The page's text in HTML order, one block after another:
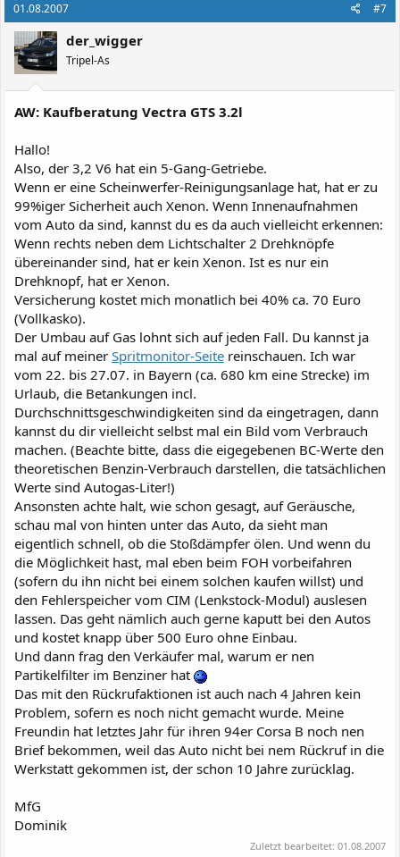
01.08.2007 #7
der_wigger
Tripel-As
AW: Kaufberatung Vectra GTS 3.2l
Hallo!
Also, der 3,2 V6 hat ein 5-Gang-Getriebe.
Wenn er eine Scheinwerfer-Reinigungsanlage hat, hat er zu
99%iger Sicherheit auch Xenon. Wenn Innenaufnahmen
vom Auto da sind, kannst du es da auch vielleicht erkennen:
Wenn rechts neben dem Lichtschalter 2 Drehknöpfe
übereinander sind, hat er kein Xenon. Ist es nur ein
Drehknopf, hat er Xenon.
Versicherung kostet mich monatlich bei 40% ca. 70 Euro
(Vollkasko).
Der Umbau auf Gas lohnt sich auf jeden Fall. Du kannst ja
mal auf meiner Spritmonitor-Seite reinschauen. Ich war
vom 22. bis 27.07. in Bayern (ca. 680 km eine Strecke) im
Urlaub, die Betankungen incl.
Durchschnittsgeschwindigkeiten sind da eingetragen, dann
kannst du dir vielleicht selbst mal ein Bild vom Verbrauch
machen. (Beachte bitte, dass die eigegebenen BC-Werte den
theoretischen Benzin-Verbrauch darstellen, die tatsächlichen
Werte sind Autogas-Liter!)
Ansonsten achte halt, wie schon gesagt, auf Geräusche,
schau mal von hinten unter das Auto, da sieht man
eigentlich schnell, ob die Stoßdämpfer ölen. Und wenn du
die Möglichkeit hast, mal eben beim FOH vorbeifahren
(sofern du ihn nicht bei einem solchen kaufen willst) und
den Fehlerspeicher vom CIM (Lenkstock-Modul) auslesen
lassen. Das geht nämlich auch gerne kaputt bei den Autos
und kostet knapp über 500 Euro ohne Einbau.
Und dann frag den Verkäufer mal, warum er nen
Partikelfilter im Benziner hat
Das mit den Rückrufaktionen ist auch nach 4 Jahren kein
Problem, sofern es noch nicht gemacht wurde. Meine
Freundin hat letztes Jahr für ihren 94er Corsa B noch nen
Brief bekommen, weil das Auto nicht bei nem Rückruf in die
Werkstatt gekommen ist, der schon 10 Jahre zurücklag.
MfG
Dominik
Zuletzt bearbeitet: 01.08.2007